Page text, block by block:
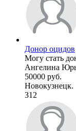
Донор оцидов
Могу стать
Ангелина
50000 руб.
Новокузнецк.
312